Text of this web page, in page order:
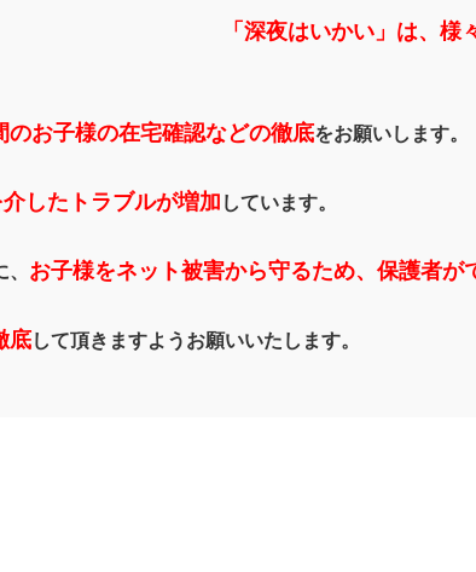
「深夜はいかい」は、様
のお子様の在宅確認などの徹底をお願いします。
したトラブルが増加 しています。
お子様をネット被害から守るため、保護者が
底して頂きますようお願いいたします。